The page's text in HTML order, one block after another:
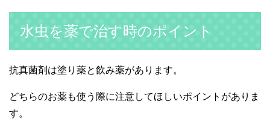
水虫を薬で治す時のポイント
抗真菌剤は塗り薬と飲み薬があります。
どちらのお薬も使う際に注意してほしいポイントがありま
す。